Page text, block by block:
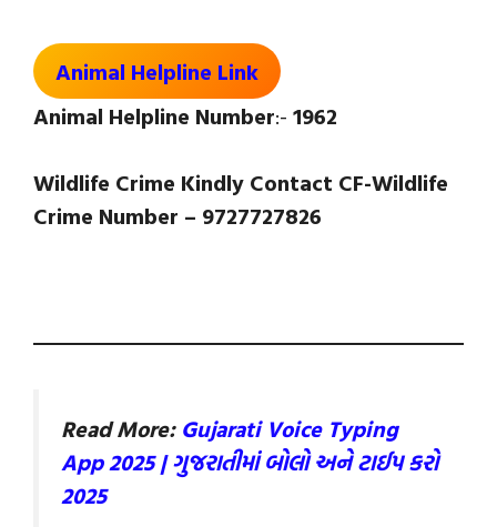
Animal Helpline Link
Animal Helpline Number:- 1962
Wildlife Crime Kindly Contact CF-Wildlife
Crime Number – 9727727826
Read More: Gujarati Voice Typing
App 2025 | ગુજરાતીમાં બોલો અને ટાઈપ કરો
2025